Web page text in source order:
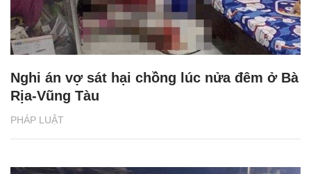
PHÁP LUẬT
Nghi án vợ sát hại chồng lúc nửa đêm ở Bà
Rịa-Vũng Tàu